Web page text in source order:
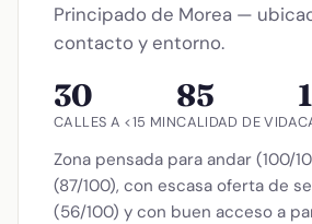
Principado de Morea —
contacto y entorno.
30
CALLES A <15 MIN
85
CALIDAD DE VIDA
Zona pensada para andar (100/
(87/100), con escasa oferta de
(56/100) y con buen acceso a